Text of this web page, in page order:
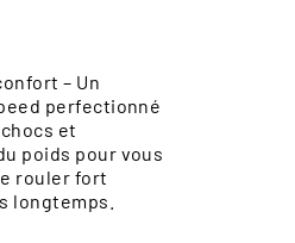
– Un
perfectionné
et
poids pour vous
rouler fort
longtemps.